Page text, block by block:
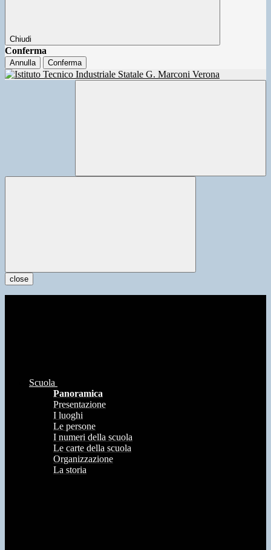
Chiudi
Conferma
Annulla Conferma
close
Scuola
Panoramica
Presentazione
I luoghi
Le persone
I numeri della scuola
Le carte della scuola
Organizzazione
La storia